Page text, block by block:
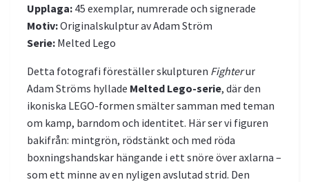
Upplaga: 45 exemplar, numrerade och signerade
Motiv:Originalskulptur av Adam Ström
Serie: Melted Lego
Detta fotografi föreställer skulpturen Fighterur
Adam Ströms hyllade Melted Lego-serie, där den
ikoniska LEGO-formen smälter samman med teman
om kamp, barndom och identitet. Här ser vi figuren
bakifrån: mintgrön, rödstänkt och med röda
boxningshandskar hängande i ett snöre över axlarna –
som ett minne av en nyligen avslutad strid. Den